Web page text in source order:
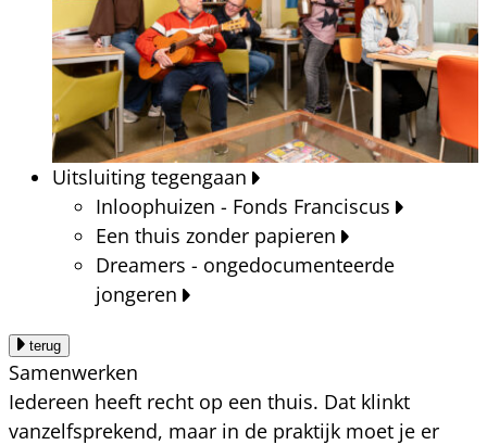
Uitsluiting tegengaan
Inloophuizen - Fonds Franciscus
Een thuis zonder papieren
Dreamers - ongedocumenteerde
jongeren
terug
Samenwerken
Iedereen heeft recht op een thuis. Dat klinkt
vanzelfsprekend, maar in de praktijk moet je er